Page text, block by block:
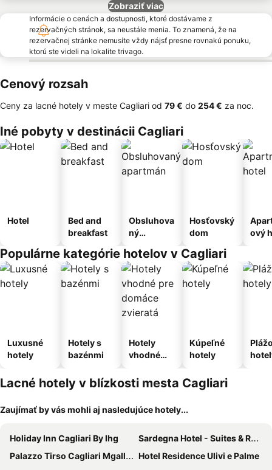
Zobraziť viac
Informácie o cenách a dostupnosti, ktoré dostávame z
rezervačných stránok, sa neustále menia. To znamená, že na
rezervačnej stránke nemusíte vždy nájsť presne rovnakú ponuku,
ktorú ste videli na lokalite trivago.
Cenový rozsah
Ceny za lacné hotely v meste Cagliari od ‎79 € do ‎254 € za noc.
Iné pobyty v destinácii Cagliari
Hotel
Bed and
breakfast
Obsluhova
ný
Hosťovský
dom
ový
Populárne kategórie hotelov v Cagliari
Luxusné
hotely
Hotely s
bazénmi
Hotely
vhodné
domáce
zvieratá
Kúpeľné
hotely
Lacné hotely v blízkosti mesta Cagliari
Zaujímať by vás mohli aj nasledujúce hotely...
Holiday Inn Cagliari By Ihg
Sardegna Hotel - Suites & Restaurant
Palazzo Tirso Cagliari Mgallery
Hotel Residence Ulivi e Palme